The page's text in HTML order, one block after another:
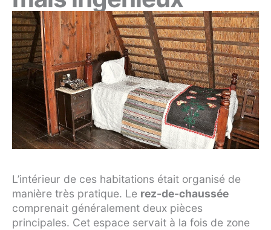
L’intérieur de ces habitations était organisé de
manière très pratique. Le rez-de-chaussée
comprenait généralement deux pièces
principales. Cet espace servait à la fois de zone